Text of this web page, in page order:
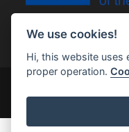
We use cookies!
Hi, this website uses
proper operation.